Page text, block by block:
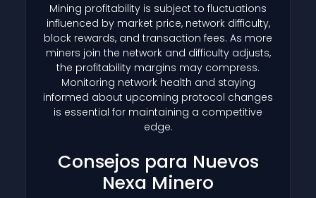
Mining profitability is subject to fluctuations
influenced by market price, network difficulty,
block rewards, and transaction fees. As more
miners join the network and difficulty adjusts,
the profitability margins may compress.
Monitoring network health and staying
informed about upcoming protocol changes
is essential for maintaining a competitive
edge.
Consejos para Nuevos
Nexa Minero